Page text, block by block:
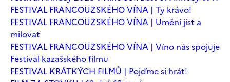
FESTIVAL FRANCOUZSKÉHO VÍNA | Ty krávo!
FESTIVAL FRANCOUZSKÉHO VÍNA | Umění jíst a
milovat
FESTIVAL FRANCOUZSKÉHO VÍNA | Víno nás spojuje
Festival kazašského filmu
FESTIVAL KRÁTKÝCH FILMŮ | Pojďme si hrát!